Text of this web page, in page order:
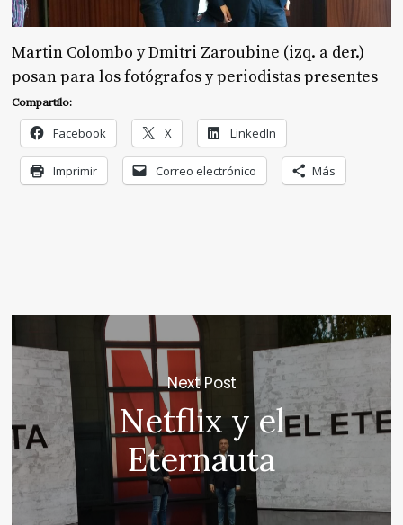
Martin Colombo y Dmitri Zaroubine (izq. a der.)
posan para los fotógrafos y periodistas presentes
Compartilo:
Facebook X LinkedIn
Imprimir Correo electrónico Más
Next Post
Netflix y el
Eternauta